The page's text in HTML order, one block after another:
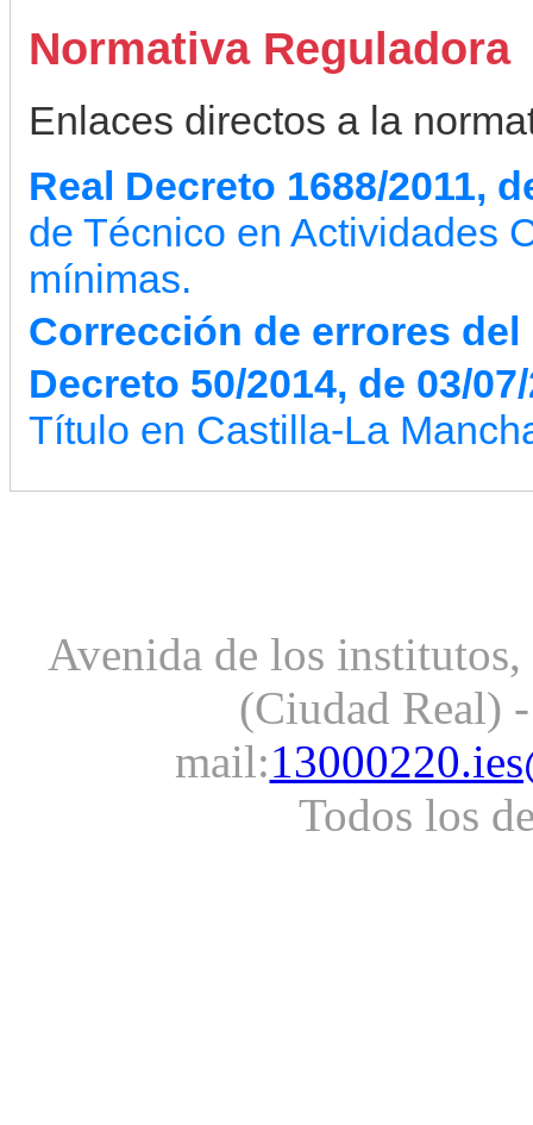
Normativa Reguladora
Enlaces directos a la
Real Decreto 1688/2011,
de Técnico en Actividades
mínimas.
Corrección de errores del
Decreto 50/2014, de 03/
Título en Castilla-La
Avenida de los
(Ciudad Real)
mail:
Todos los